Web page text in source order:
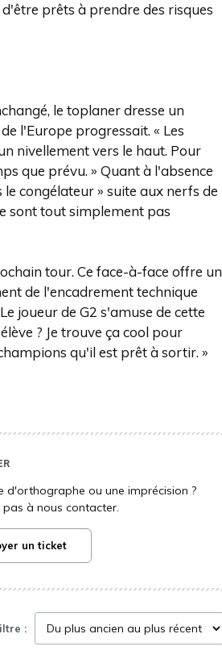
prêts à prendre des risques
le toplaner dresse un
l'Europe progressait. « Les
nivellement vers le haut. Pour
que prévu. » Quant à l'absence
congélateur » suite aux nerfs de
sont tout simplement pas
tour. Ce face-à-face offre un
de l'encadrement technique
joueur de G2 s'amuse de cette
? Je trouve ça cool pour
qu'il est prêt à sortir. »
d'orthographe ou une imprécision ?
pas à nous contacter.
un ticket
: